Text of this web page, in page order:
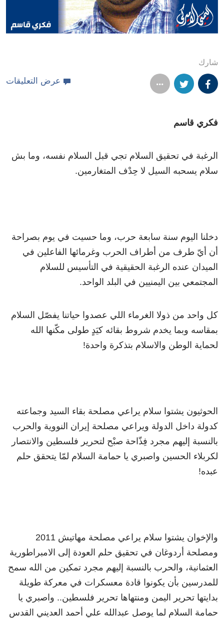
شارك
عرض التعليقات
فكري قاسم
الرغبة في تحقيق السلام تجي قبل السلام نفسه، وما بش
سلام يسحبه السيل لا حِدْف المتغارمين.
دخلنا اليوم سنة سابعة حرب، وما حسيت في يوم بصراحة
أن أيّ طرف من أطراف الحرب وغرمائها الفاعلين في
الميدان عنده الرغبة الحقيقية في التأسيس للسلام
المجتمعي بين اليمنيين في البلد الواحد.
كل واحد من ذولا الغرماء اللي عصدوا حياتنا يفصّل السلام
بمقاسه وبما يخدم شروط بقائه كيَدٍ طولى مكّنها الله
لحماية الوطن والاسلام بتذكرة واحدة!
الحوثيون يشتوا سلام يراعي مصلحة بقاء السيد وجماعته
كدولة داخل الدولة ويراعي مصلحة إيران النووية والحرب
بالنسبة إليهم مجرد فِذّاحة صبْح لتحرير فلسطين والانتصار
لكربلاء الحسين واصبري يا حمامة السلام لمّا يتحقق حلم
عبده!
والإخوان يشتوا سلام يراعي مصلحة مهاتيش 2011
ومصلحة أردوغان في تحقيق حلم العودة إلى الامبراطورية
العثمانية، والحرب بالنسبة إليهم مجرد تمكين من الله سمح
للمدرسين بأن يكونوا قادة معسكرات في معركة طويلة
بدايتها تحرير اليمن ومنتهاها تحرير فلسطين.. واصبري يا
حمامة السلام لما يوصل عبدالله علي أحمد العديني القدس